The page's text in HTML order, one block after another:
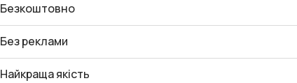
Безкоштовно
Без реклами
Найкраща якість